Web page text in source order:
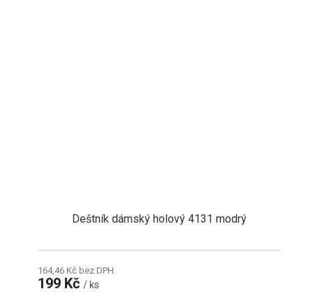
Deštník dámský holový 4131 modrý
164,46 Kč bez DPH
199 Kč/ ks